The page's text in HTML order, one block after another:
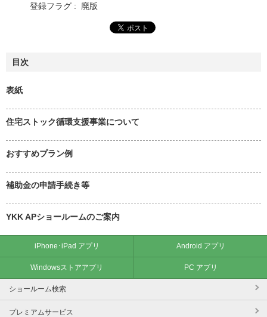
登録フラグ : 廃版
目次
表紙
住宅ストック循環支援事業について
おすすめプラン例
補助金の申請手続き等
YKK APショールームのご案内
iPhone･iPad アプリ Android アプリ
Windowsストアアプリ PC アプリ
ショールーム検索
プレミアムサービス